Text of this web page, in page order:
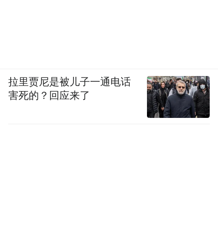
拉里贾尼是被儿子一通电话
害死的？回应来了